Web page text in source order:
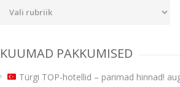
KUUMAD PAKKUMISED
Türgi TOP-hotellid – parimad hinnad!